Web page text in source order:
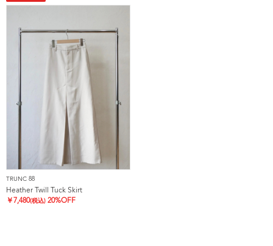
TRUNC 88
Heather Twill Tuck Skirt
￥ 7,480(税込) 20%OFF